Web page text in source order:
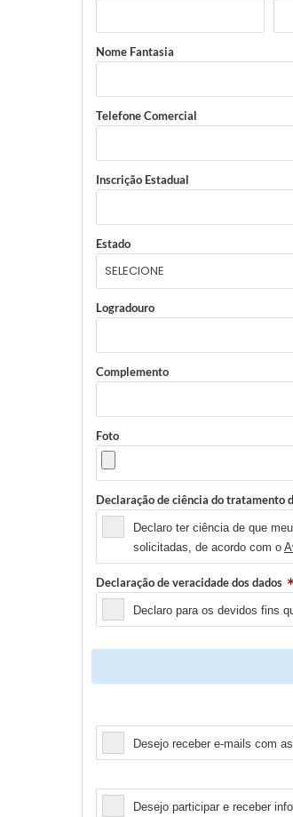
Nome Fantasia
Telefone Comercial
Inscrição Estadual
Estado
Logradouro
Complemento
Foto
Declaração de ciência do tratamento
Declaro ter ciência de que
solicitadas, de acordo com o
Declaração de veracidade dos dados
Declaro para os devidos fins
Desejo receber e-mails com
Desejo participar e receber